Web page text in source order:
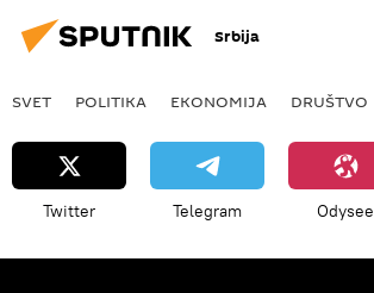
Srbija
SVET POLITIKA EKONOMIJA DRUŠTVO
Twitter Telegram Odysee